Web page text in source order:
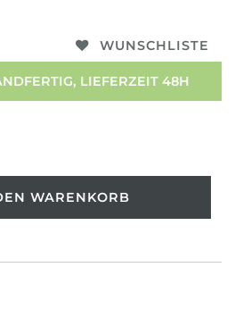
WUNSCHLISTE
LIEFERZEIT 48H
WARENKORB